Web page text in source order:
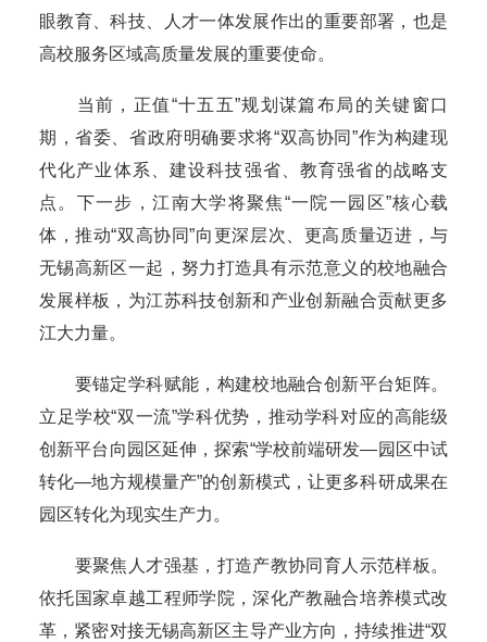
眼教育、科技、人才一体发展作出的重要部署，也是
高校服务区域高质量发展的重要使命。
当前，正值“十五五”规划谋篇布局的关键窗口
期，省委、省政府明确要求将“双高协同”作为构建现
代化产业体系、建设科技强省、教育强省的战略支
点。下一步，江南大学将聚焦“一院一园区”核心载
体，推动“双高协同”向更深层次、更高质量迈进，与
无锡高新区一起，努力打造具有示范意义的校地融合
发展样板，为江苏科技创新和产业创新融合贡献更多
江大力量。
要锚定学科赋能，构建校地融合创新平台矩阵。
立足学校“双一流”学科优势，推动学科对应的高能级
创新平台向园区延伸，探索“学校前端研发—园区中试
转化—地方规模量产”的创新模式，让更多科研成果在
园区转化为现实生产力。
要聚焦人才强基，打造产教协同育人示范样板。
依托国家卓越工程师学院，深化产教融合培养模式改
革，紧密对接无锡高新区主导产业方向，持续推进“双